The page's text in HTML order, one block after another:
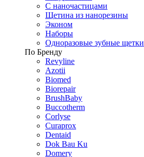
С наночастицами
Щетина из нанорезины
Эконом
Наборы
Одноразовые зубные щетки
По Бренду
Revyline
Azotii
Biomed
Biorepair
BrushBaby
Buccotherm
Corlyse
Curaprox
Dentaid
Dok Bau Ku
Domery